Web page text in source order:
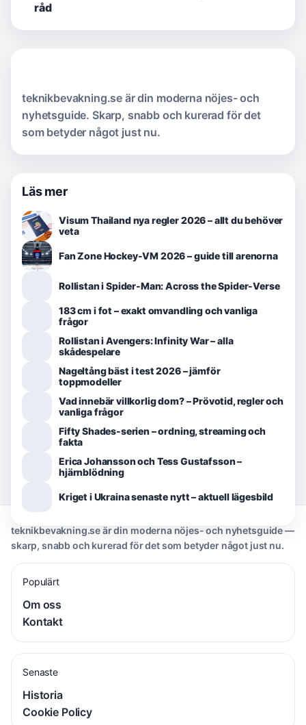
råd
teknikbevakning.se är din moderna nöjes- och
nyhetsguide. Skarp, snabb och kurerad för det
som betyder något just nu.
Läs mer
Visum Thailand nya regler 2026 – allt du behöver
veta
Fan Zone Hockey-VM 2026 – guide till arenorna
Rollistan i Spider-Man: Across the Spider-Verse
183 cm i fot – exakt omvandling och vanliga
frågor
Rollistan i Avengers: Infinity War – alla
skådespelare
Nageltång bäst i test 2026 – jämför
toppmodeller
Vad innebär villkorlig dom? – Prövotid, regler och
vanliga frågor
Fifty Shades-serien – ordning, streaming och
fakta
Erica Johansson och Tess Gustafsson –
hjärnblödning
Kriget i Ukraina senaste nytt – aktuell lägesbild
teknikbevakning.se är din moderna nöjes- och nyhetsguide —
skarp, snabb och kurerad för det som betyder något just nu.
Populärt
Om oss
Kontakt
Senaste
Historia
Cookie Policy